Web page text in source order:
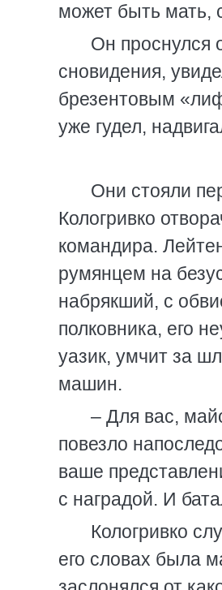
может быть мать,
Он проснулся
сновидения,
брезентовым
уже гудел,
Они стояли
Кологривко
командира.
румянцем на
набрякший, с
полковника, его
уазик, умчит за
машин.
– Для вас,
повезло
ваше
с наградой. И
Кологривко
его словах была